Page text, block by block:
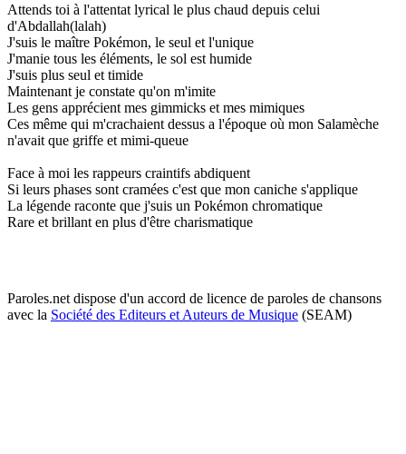
Attends toi à l'attentat lyrical le plus chaud depuis celui
d'Abdallah(lalah)
J'suis le maître Pokémon, le seul et l'unique
J'manie tous les éléments, le sol est humide
J'suis plus seul et timide
Maintenant je constate qu'on m'imite
Les gens apprécient mes gimmicks et mes mimiques
Ces même qui m'crachaient dessus a l'époque où mon Salamèche
n'avait que griffe et mimi-queue
Face à moi les rappeurs craintifs abdiquent
Si leurs phases sont cramées c'est que mon caniche s'applique
La légende raconte que j'suis un Pokémon chromatique
Rare et brillant en plus d'être charismatique
Paroles.net dispose d'un accord de licence de paroles de chansons
avec la Société des Editeurs et Auteurs de Musique (SEAM)